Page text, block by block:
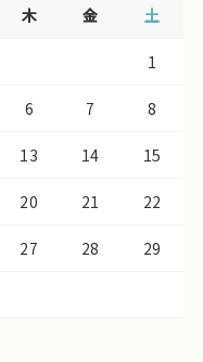
木 金 土
1
6 7 8
13 14 15
20 21 22
27 28 29